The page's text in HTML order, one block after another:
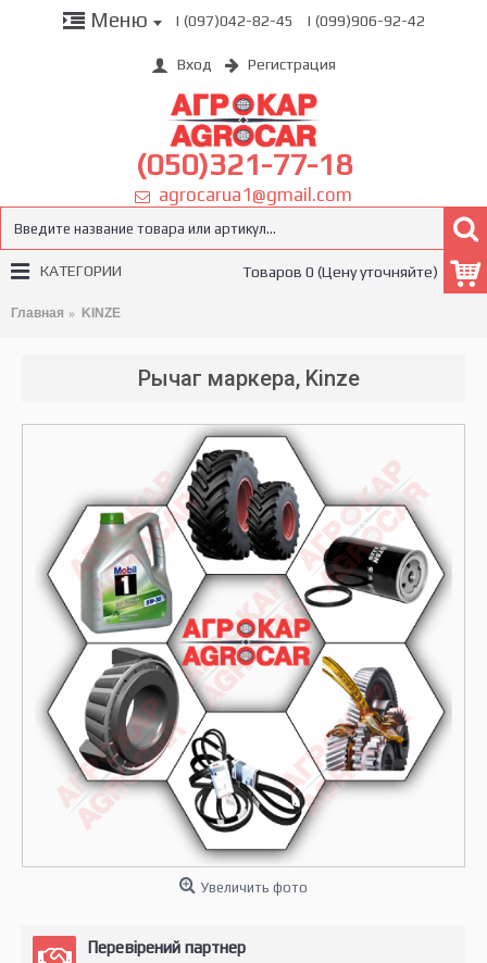
Меню | (097)042-82-45 | (099)906-92-42
Вход Регистрация
(050)321-77-18
agrocarua1@gmail.com
Товаров 0 (Цену уточняйте)
КАТЕГОРИИ
Главная KINZE
Рычаг маркера, Kinze
Увеличить фото
Перевірений партнер